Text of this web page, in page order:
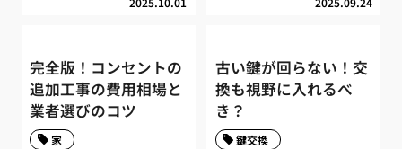
完全版！コンセントの
追加工事の費用相場と
業者選びのコツ
家
古い鍵が回らない！交
換も視野に入れるべ
き？
鍵交換